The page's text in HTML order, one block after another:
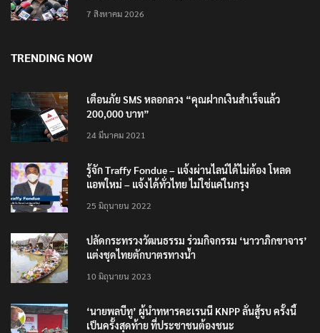
7 สิงหาคม 2026
TRENDING NOW
เตือนภัย SMS หลอกลวง “คุณฝากเงินสำเร็จแล้ว
200,000 บาท”
24 มีนาคม 2021
รู้จัก Traffy Fondue – แจ้งผ่านไลน์ได้ไม่ต้อง โหลด
แอพใหม่ – แจ้งได้ทั่วไทย ไม่ใช่แค่ในกรุง
25 มิถุนายน 2022
ปลัดกระทรวงวัฒนธรรม ร่วมกิจกรรม ‘นาวาภิกขาจาร’
แต่งชุดไทยตักบาตรทางน้ำ
10 มิถุนายน 2023
‘นายพลบีทู’ ผู้นำทหารคะเรนนี KNPP ลั่นสู้รบ ครั้งนี้
เป็นครั้งสุดท้าย ที่ประชาชนต้องชนะ